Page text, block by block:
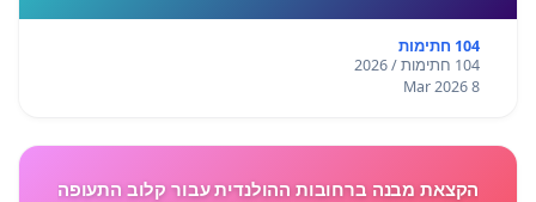
חוות לחץ, מתח ו
104 חתימות
104 חתימות / 2026
8 Mar 2026
הקצאת מבנה ברחובות ההולנדית עבור קלוב התעופה